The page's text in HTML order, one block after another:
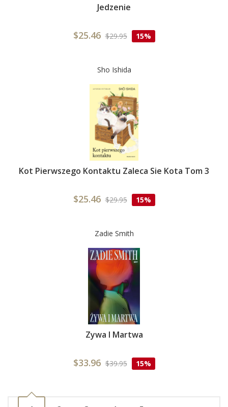
Jedzenie
$25.46 $29.95 15%
Sho Ishida
Kot Pierwszego Kontaktu Zaleca Sie Kota Tom 3
$25.46 $29.95 15%
Zadie Smith
Zywa I Martwa
$33.96 $39.95 15%